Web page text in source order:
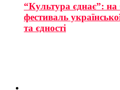
“Культура єднає”: на
фестиваль
та єдності